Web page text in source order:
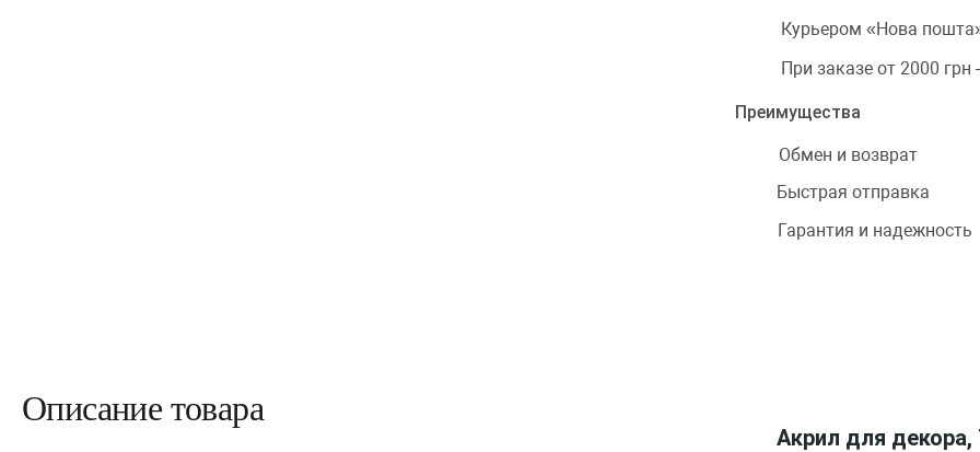
Курьером «Нова
При заказе от 2000
Преимущества
Обмен и возврат
Быстрая отправка
Гарантия и надежность
Описание товара
Акрил для декора,